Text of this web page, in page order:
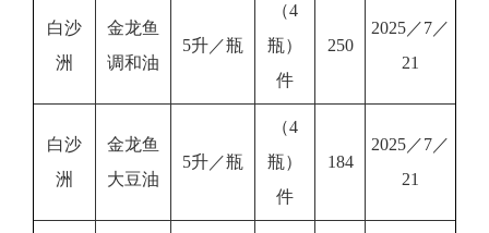
白沙
洲
金龙鱼
调和油
5升／瓶
（4
瓶）
件
250
2025／7／
21
白沙
洲
金龙鱼
大豆油
5升／瓶
（4
瓶）
件
184
2025／7／
21